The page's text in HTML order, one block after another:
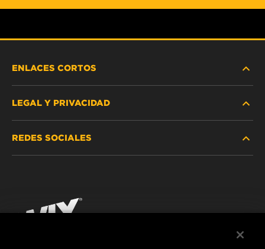
ENLACES CORTOS
DÓNDE COMPRAR
¡CONTÁCTENOS!
LEGAL Y PRIVACIDAD
IMPRESSUM
REDES SOCIALES
YouTube